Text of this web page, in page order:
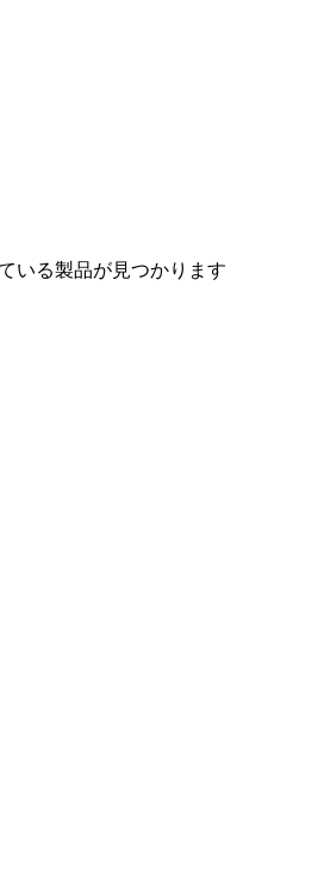
いる製品が見つかります